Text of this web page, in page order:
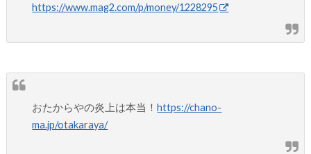
https://www.mag2.com/p/money/1228295
おたからやの炎上は本当！https://chano-
ma.jp/otakaraya/